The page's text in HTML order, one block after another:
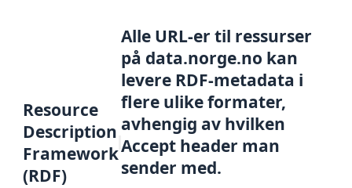
Resource
Description
Framework
(RDF)
Alle URL-er til ressurser
på data.norge.no kan
levere RDF-metadata i
flere ulike formater,
avhengig av hvilken
Accept header man
sender med.